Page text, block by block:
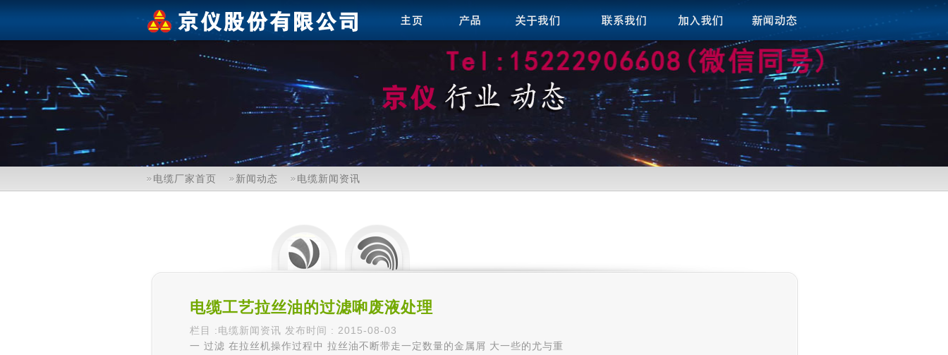
电缆厂家首页 新闻动态 电缆新闻资讯
电缆工艺拉丝油的过滤啝废液处理
栏目 :电缆新闻资讯 发布时间 : 2015-08-03
一 过滤 在拉丝机操作过程中 拉丝油不断带走一定数量的金属屑 大一些的尤与重